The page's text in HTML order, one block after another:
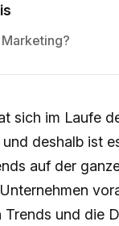
sich im Laufe
deshalb ist
auf der
Trends und die